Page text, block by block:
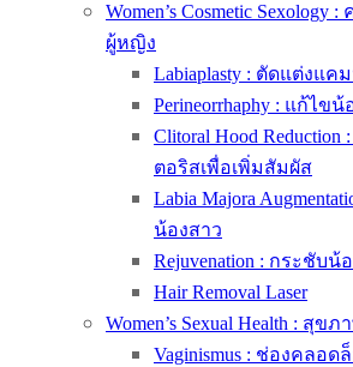
Women’s Cosmetic
ผู้หญิง
Labiaplasty : ตัดแต่งแค
Perineorrhaphy : แก้ไข
Clitoral Hood
ตอริสเพื่อเพิ่มสัมผัส
Labia Majora
น้องสาว
Rejuvenation : กระชับน้
Hair Removal Laser
Women’s Sexual Health : สุข
Vaginismus : ช่องคลอด